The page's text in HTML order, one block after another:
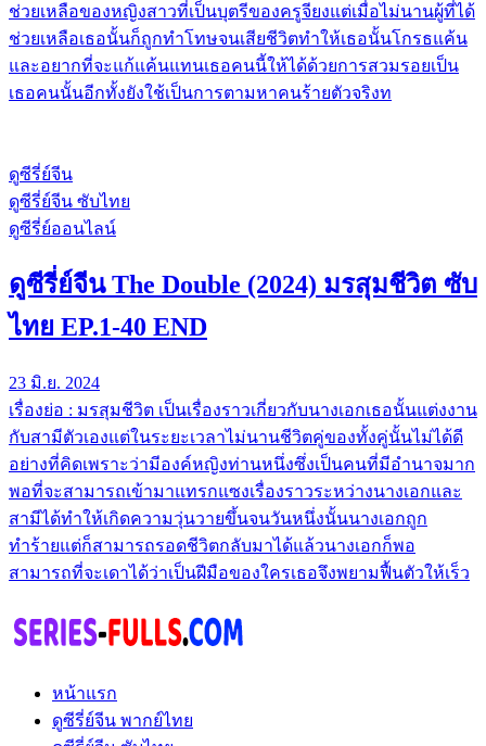
ช่วยเหลือของหญิงสาวที่เป็นบุตรีของครูจียงแต่เมื่อไม่นานผู้ที่ได้
ช่วยเหลือเธอนั้นก็ถูกทำโทษจนเสียชีวิตทำให้เธอนั้นโกรธแค้น
และอยากที่จะแก้แค้นแทนเธอคนนี้ให้ได้ด้วยการสวมรอยเป็น
เธอคนนั้นอีกทั้งยังใช้เป็นการตามหาคนร้ายตัวจริงท
ดูซีรี่ย์จีน
ดูซีรี่ย์จีน ซับไทย
ดูซีรี่ย์ออนไลน์
ดูซีรี่ย์จีน The Double (2024) มรสุมชีวิต ซับ
ไทย EP.1-40 END
23 มิ.ย. 2024
เรื่องย่อ : มรสุมชีวิต เป็นเรื่องราวเกี่ยวกับนางเอกเธอนั้นแต่งงาน
กับสามีตัวเองแต่ในระยะเวลาไม่นานชีวิตคู่ของทั้งคู่นั้นไม่ได้ดี
อย่างที่คิดเพราะว่ามีองค์หญิงท่านหนึ่งซึ่งเป็นคนที่มีอำนาจมาก
พอที่จะสามารถเข้ามาแทรกแซงเรื่องราวระหว่างนางเอกและ
สามีได้ทำให้เกิดความวุ่นวายขึ้นจนวันหนึ่งนั้นนางเอกถูก
ทำร้ายแต่ก็สามารถรอดชีวิตกลับมาได้แล้วนางเอกก็พอ
สามารถที่จะเดาได้ว่าเป็นฝีมือของใครเธอจึงพยามฟื้นตัวให้เร็ว
หน้าแรก
ดูซีรี่ย์จีน พากย์ไทย